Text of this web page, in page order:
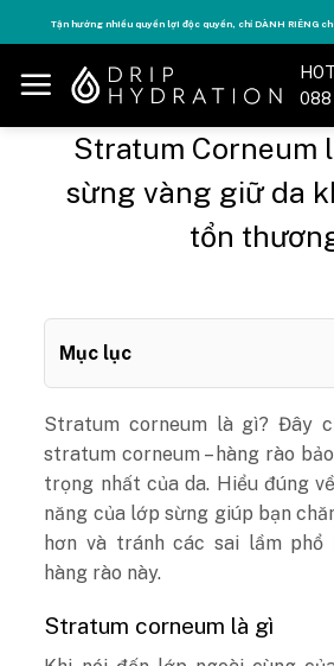
to
content
Tận hưởng nhiều quyền lợi độc quyền, chỉ DÀNH RIÊNG
088
Stratum Corneum
sừng vàng giữ da
tổn
Mục lục
Stratum corneum là gì? Đây
stratum corneum – hàng rào
trọng nhất của da. Hiểu đúng
năng của lớp sừng giúp bạn
hơn và tránh các sai lầm phổ
hàng rào này.
Stratum corneum là gì